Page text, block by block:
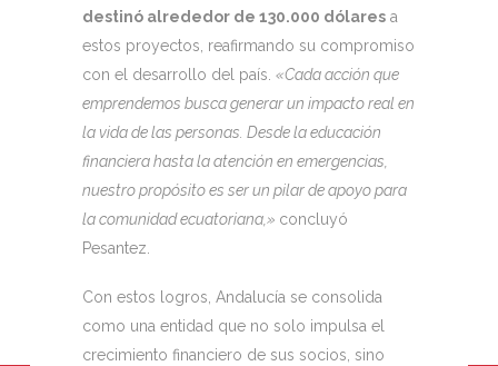
destinó alrededor de 130.000 dólares a
estos proyectos, reafirmando su compromiso
con el desarrollo del país. «Cada acción que
emprendemos busca generar un impacto real en
la vida de las personas. Desde la educación
financiera hasta la atención en emergencias,
nuestro propósito es ser un pilar de apoyo para
la comunidad ecuatoriana,» concluyó
Pesantez.
Con estos logros, Andalucía se consolida
como una entidad que no solo impulsa el
crecimiento financiero de sus socios, sino